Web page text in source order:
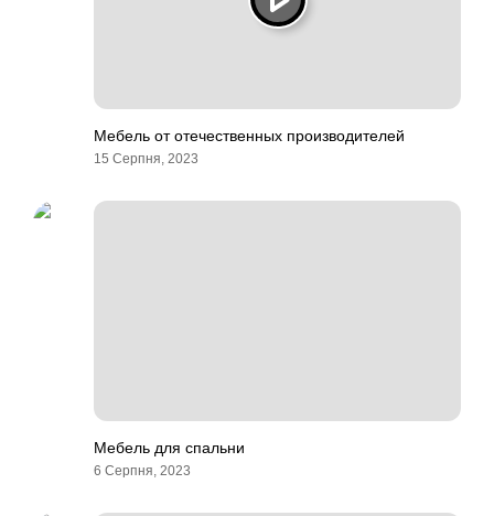
Мебель от отечественных производителей
15 Серпня, 2023
Мебель для спальни
6 Серпня, 2023